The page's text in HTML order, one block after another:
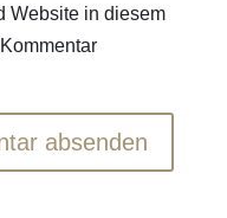
Website in diesem